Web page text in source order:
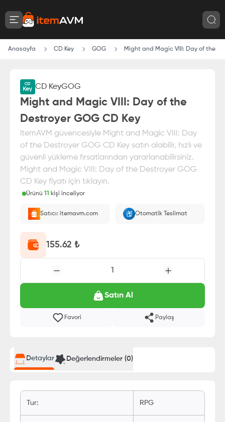
Anasayfa CD Key GOG Might and Magic VIII: Day of the
CD KeyGOG
Might and Magic VIII: Day of the
Destroyer GOG CD Key
itemAVM güvencesiyle Might and Magic VIII: Day
of the Destroyer GOG CD Key satın alabilir, hızlı ve
güvenli yükleme fırsatlarından yararlanabilirsiniz.
Might and Magic VIII: Day of the Destroyer GOG
CD Key fiyatı için tıklayın.
Ürünü 11
kişi inceliyor
E-Pin olarak yüklenir.
Satıcı: itemavm.com Otomatik Teslimat
155.62 ₺
1
Satın Al
Favori Paylaş
Detaylar Değerlendirmeler (0)
Tur: RPG